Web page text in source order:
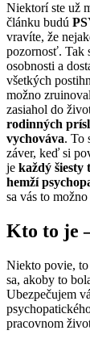
Niektorí ste už
článku budú
vravíte, že
pozornosť. Tak
osobnosti a
všetkých
možno
zasiahol do
rodinných
vychováva. To
záver, keď si
je každý šiesty
hemží
sa vás to možno
Kto to je
Niekto povie, to
sa, akoby to
Ubezpečujem
pracovnom